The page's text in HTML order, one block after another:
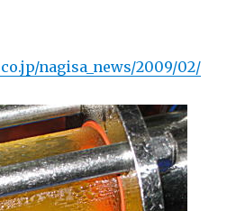
nagisa_news/2009/02/